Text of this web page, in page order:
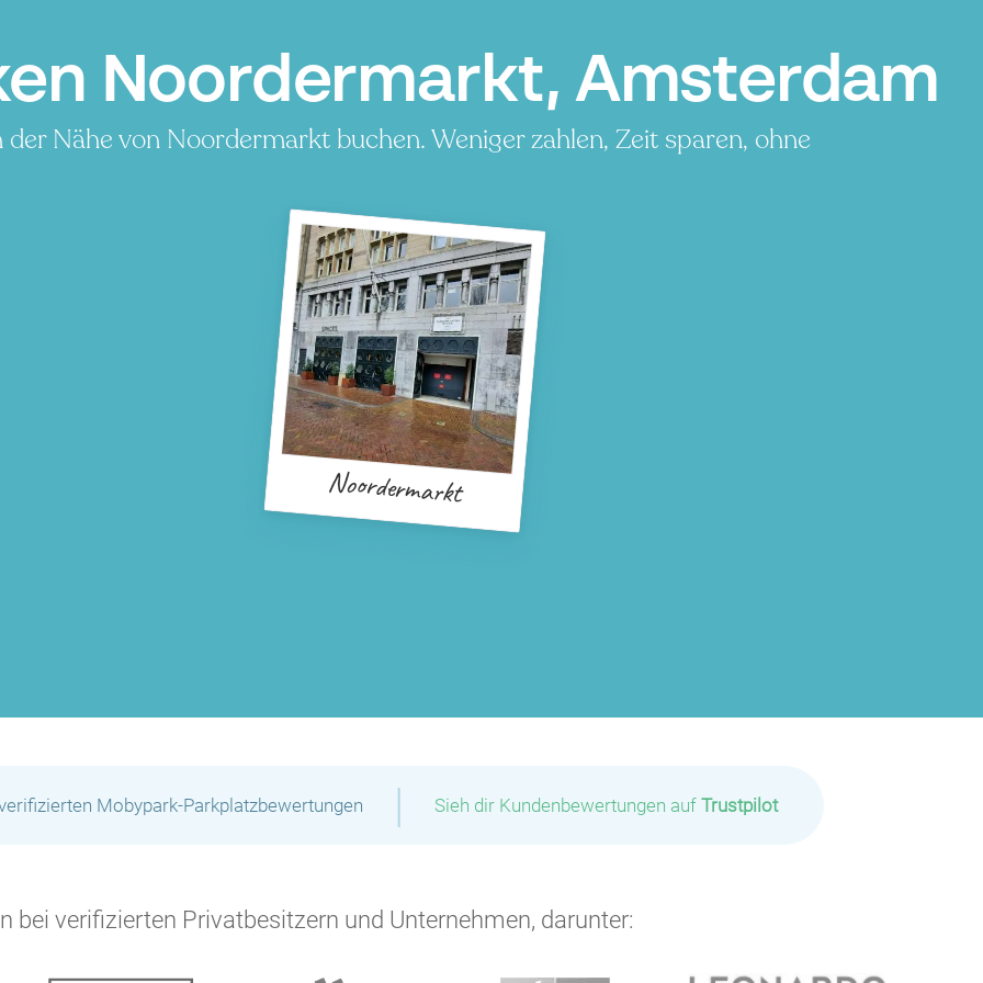
Noordermarkt, Amsterdam
der Nähe von Noordermarkt buchen. Weniger zahlen, Zeit sparen, ohne
Noordermarkt
Mobypark-Parkplatzbewertungen | Sieh dir Kundenbewertungen auf Trustpilot
bei verifizierten Privatbesitzern und Unternehmen, darunter: